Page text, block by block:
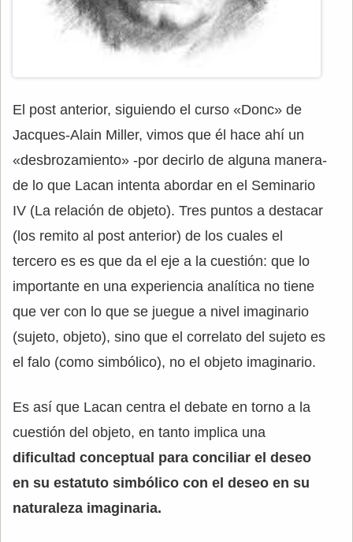
El post anterior, siguiendo el curso «Donc» de
Jacques-Alain Miller, vimos que él hace ahí un
«desbrozamiento» -por decirlo de alguna manera-
de lo que Lacan intenta abordar en el Seminario
IV (La relación de objeto). Tres puntos a destacar
(los remito al post anterior) de los cuales el
tercero es es que da el eje a la cuestión: que lo
importante en una experiencia analítica no tiene
que ver con lo que se juegue a nivel imaginario
(sujeto, objeto), sino que el correlato del sujeto es
el falo (como simbólico), no el objeto imaginario.
Es así que Lacan centra el debate en torno a la
cuestión del objeto, en tanto implica una
dificultad conceptual para conciliar el deseo
en su estatuto simbólico con el deseo en su
naturaleza imaginaria.